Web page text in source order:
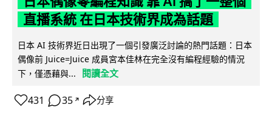
直播系統 在日本技術界成為話題
日本 AI 技術界近日出現了一個引發廣泛討論的熱門話題：日本
偶像前 Juice=Juice 成員宮本佳林在完全沒有編程經驗的情況
下，僅憑藉與...
閱讀全文
431 35 ↗ 分享